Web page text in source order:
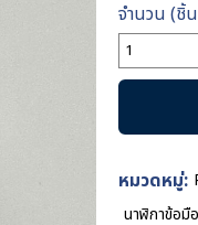
จำนวน
Rolex
Black
หมวดหมู่:
นาฬิกาข้อมื